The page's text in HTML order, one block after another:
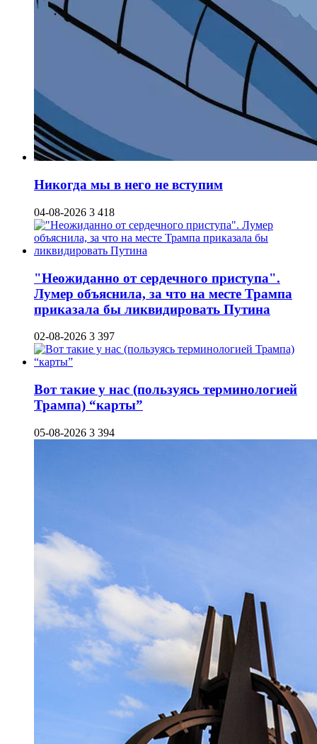
Никогда мы в него не вступим
04-08-2026 3 418
"Неожиданно от сердечного приступа".
Лумер объяснила, за что на месте Трампа
приказала бы ликвидировать Путина
02-08-2026 3 397
Вот такие у нас (пользуясь терминологией
Трампа) “карты”
05-08-2026 3 394